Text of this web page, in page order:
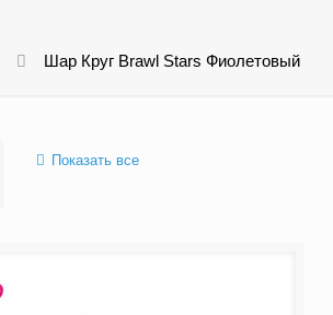
Шар Круг Brawl Stars Фиолетовый
Показать все